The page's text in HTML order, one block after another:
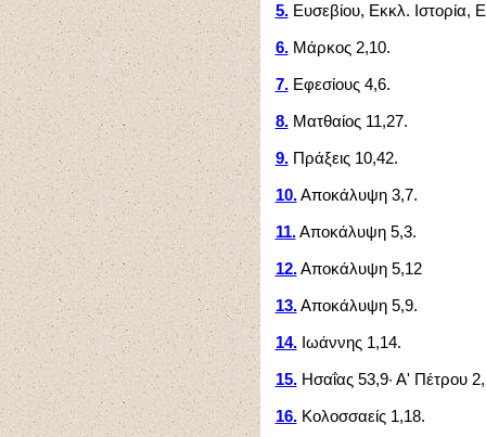
5.Ευσεβίου, Εκκλ. Ιστορία,
6.Μάρκος 2,10.
7.Εφεσίους 4,6.
8.Ματθαίος 11,27.
9.Πράξεις 10,42.
10.Αποκάλυψη 3,7.
11.Αποκάλυψη 5,3.
12.Αποκάλυψη 5,12
13.Αποκάλυψη 5,9.
14.Ιωάννης 1,14.
15.Ησαΐας 53,9· Α' Πέτρου
16.Κολοσσαείς 1,18.